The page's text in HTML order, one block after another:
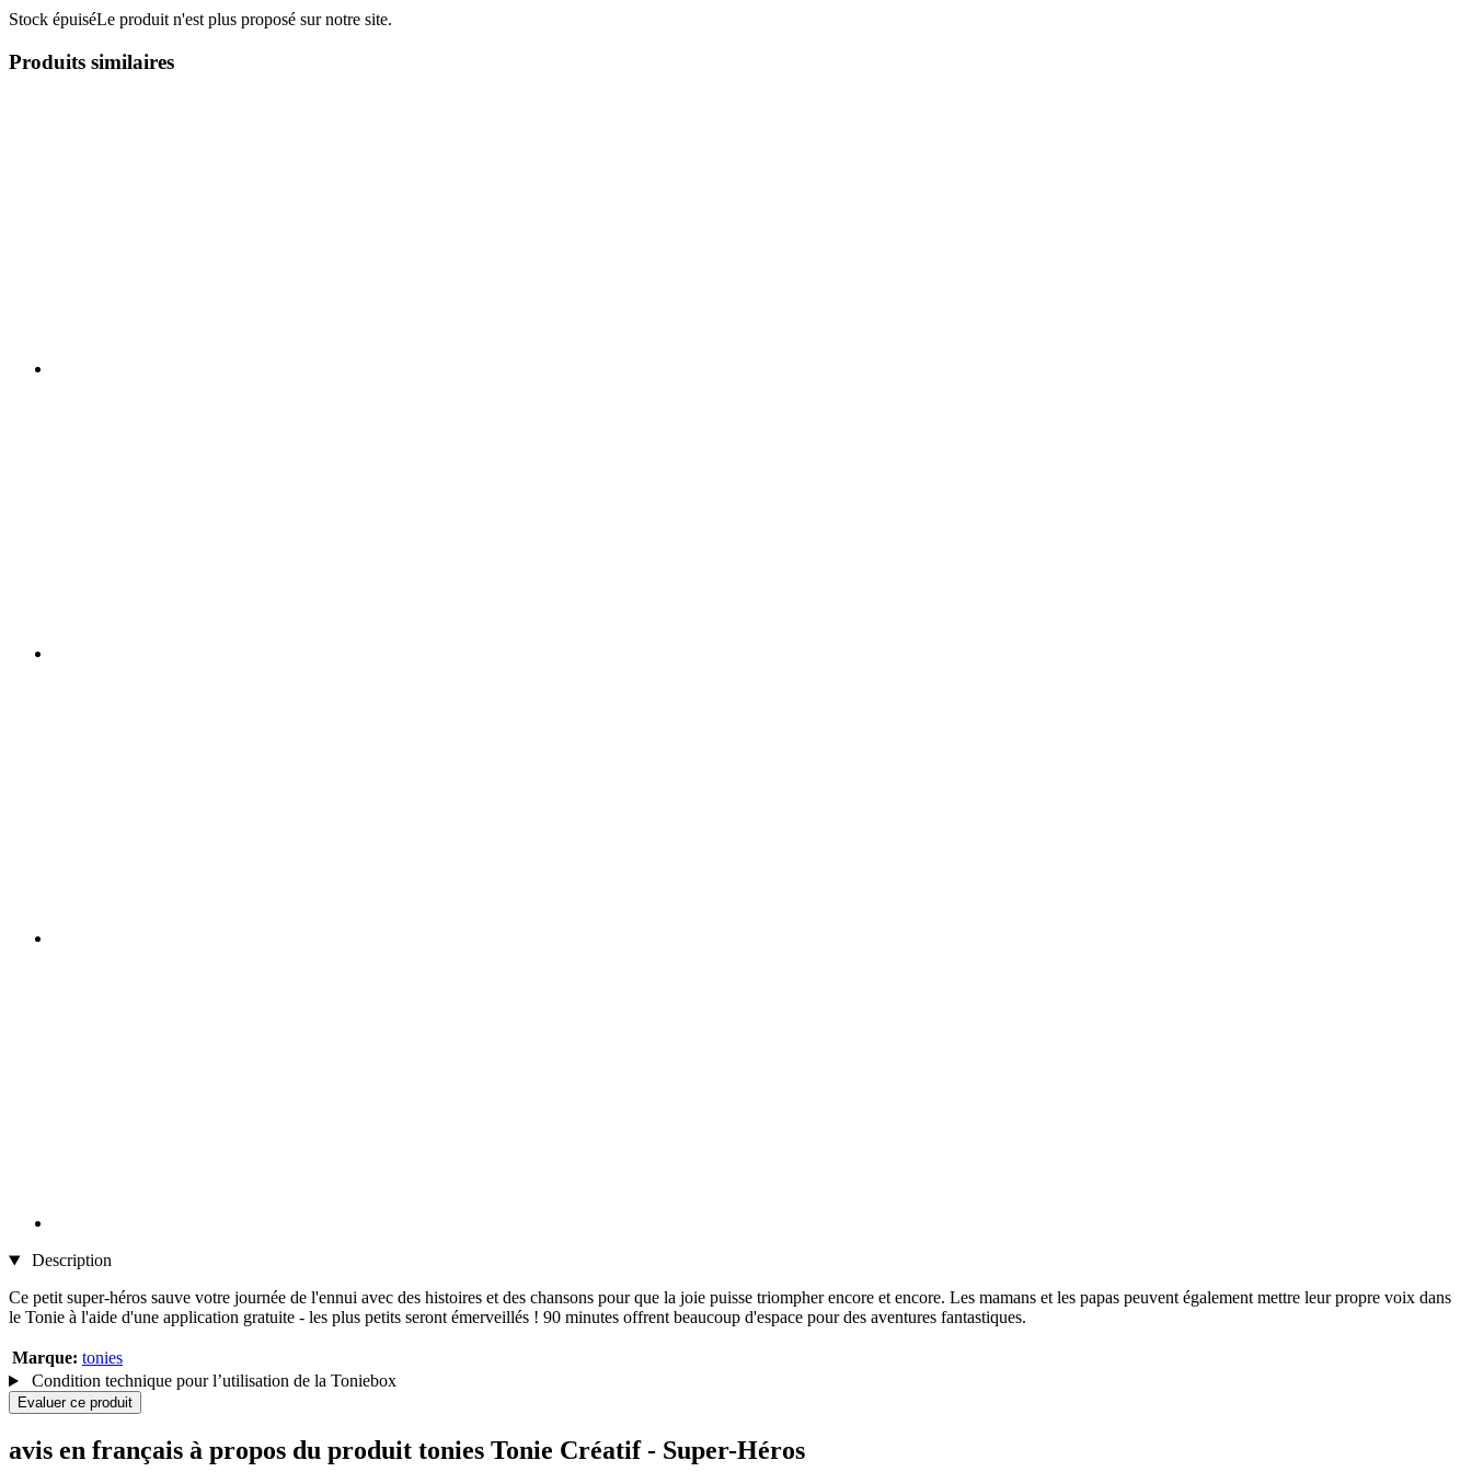
Stock épuiséLe produit n'est plus proposé sur notre site.
Produits similaires
Description
Ce petit super-héros sauve votre journée de l'ennui avec des histoires et des chansons pour que la joie puisse triompher encore et encore. Les mamans et les papas peuvent également mettre leur propre voix dans
le Tonie à l'aide d'une application gratuite - les plus petits seront émerveillés ! 90 minutes offrent beaucoup d'espace pour des aventures fantastiques.
Marque: tonies
Condition technique pour l’utilisation de la Toniebox
Evaluer ce produit
avis en français à propos du produit tonies Tonie Créatif - Super-Héros